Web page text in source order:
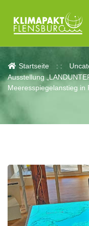
Aktuelles
Startseite
Ausstellung
Meeresspiegelanstieg in